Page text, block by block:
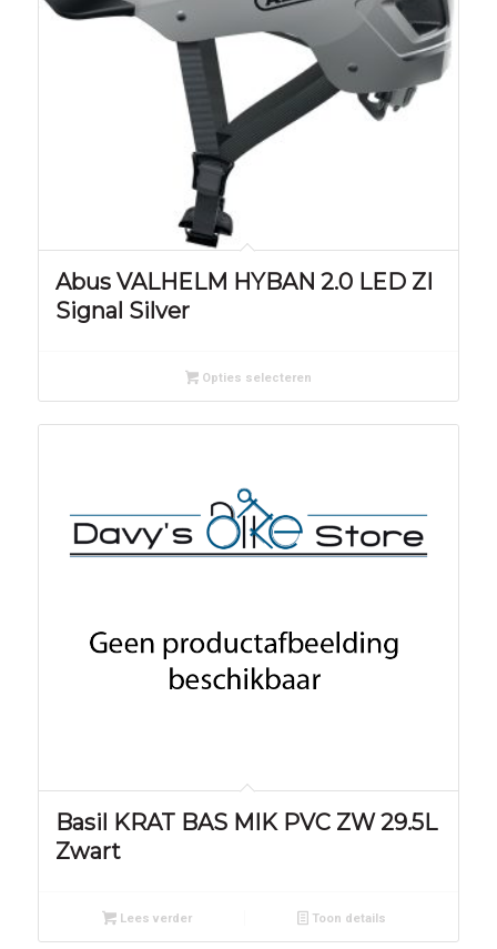
Abus VALHELM HYBAN 2.0 LED ZI
Signal Silver
Opties selecteren
Basil KRAT BAS MIK PVC ZW 29.5L
Zwart
Lees verder Toon details